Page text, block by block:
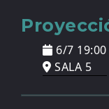
6/7 19:00
SALA 5